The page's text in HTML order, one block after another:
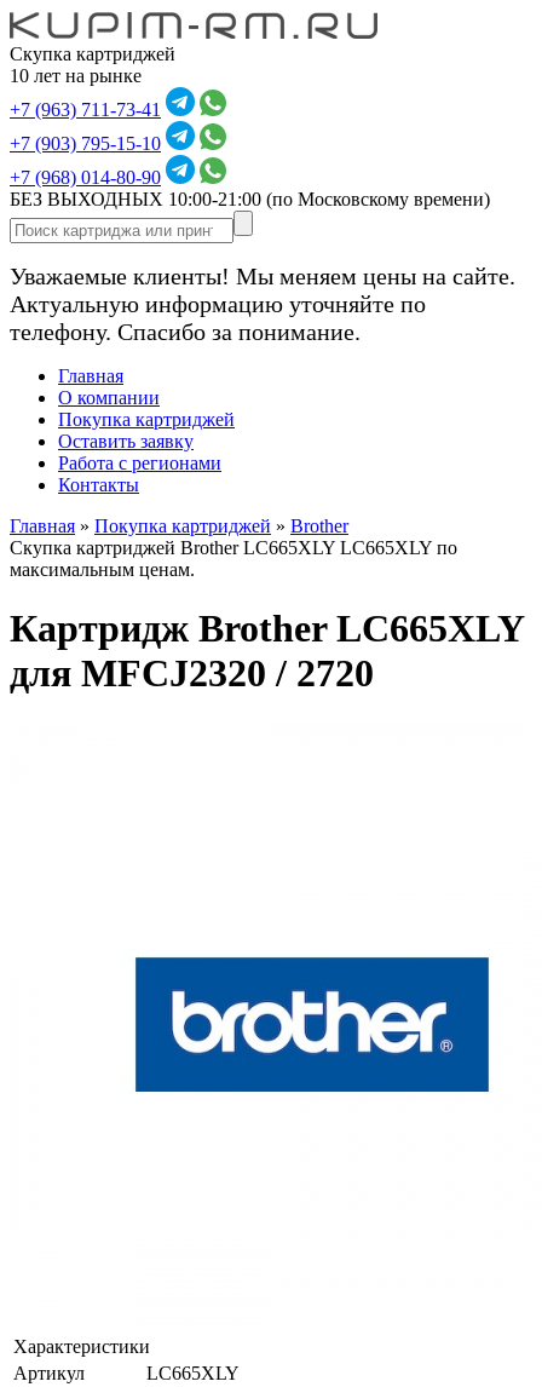
Скупка картриджей
10 лет на рынке
+7 (963) 711-73-41
+7 (903) 795-15-10
+7 (968) 014-80-90
БЕЗ ВЫХОДНЫХ 10:00-21:00 (по Московскому времени)
Уважаемые клиенты! Мы меняем цены на сайте.
Актуальную информацию уточняйте по
телефону. Спасибо за понимание.
Главная
О компании
Покупка картриджей
Оставить заявку
Работа с регионами
Контакты
Главная » Покупка картриджей » Brother
Скупка картриджей Brother LC665XLY LC665XLY по
максимальным ценам.
Картридж Brother LC665XLY
для MFCJ2320 / 2720
Характеристики
Артикул
LC665XLY